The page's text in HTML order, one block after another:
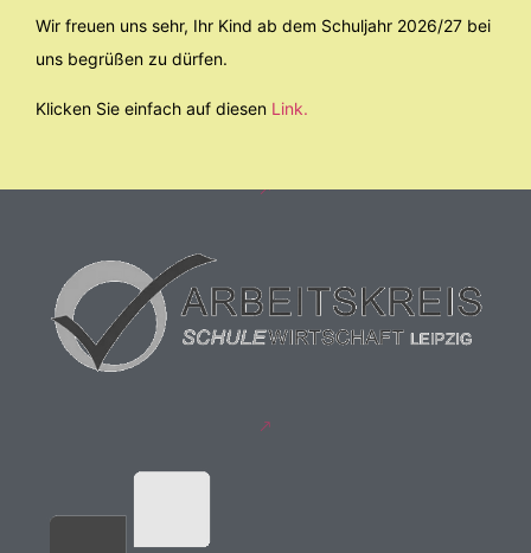
Wir freuen uns sehr, Ihr Kind ab dem Schuljahr 2026/27 bei
uns begrüßen zu dürfen.
Klicken Sie einfach auf diesen Link.